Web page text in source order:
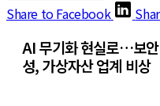
Share to Facebook
AI 무기화 현실로…보
성, 가상자산 업계 비상